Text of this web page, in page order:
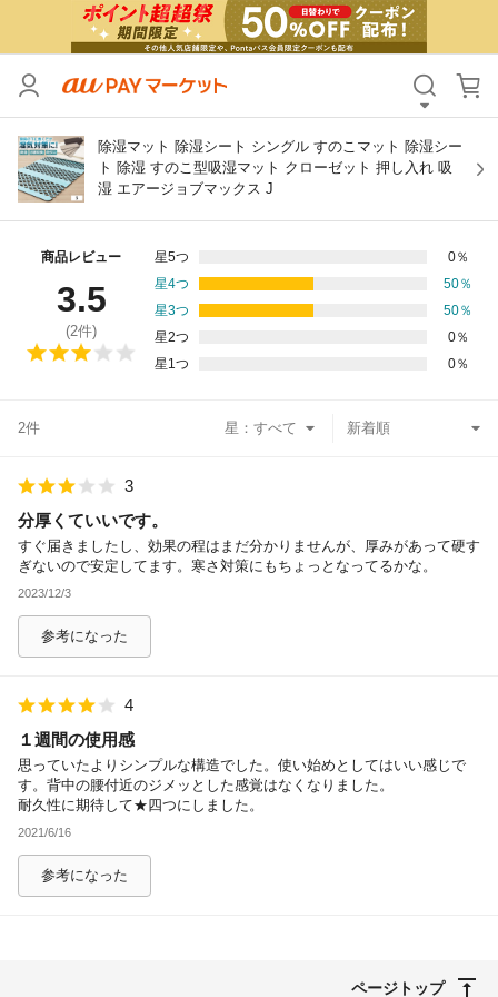
除湿マット 除湿シート シングル すのこマット 除湿シー
ト 除湿 すのこ型吸湿マット クローゼット 押し入れ 吸
湿 エアージョブマックス J
商品レビュー
3.5
(2件)
星5つ 0％
星4つ
50％
星3つ
50％
星2つ
0％
星1つ
0％
2件 星：
3
分厚くていいです。
すぐ届きましたし、効果の程はまだ分かりませんが、厚みがあって硬す
ぎないので安定してます。寒さ対策にもちょっとなってるかな。
2023/12/3
参考になった
4
１週間の使用感
思っていたよりシンプルな構造でした。使い始めとしてはいい感じで
す。背中の腰付近のジメッとした感覚はなくなりました。
耐久性に期待して★四つにしました。
2021/6/16
参考になった
ページトップ
カテゴリ すべて
価格 すべて
支払い方法
その他の条件
送料無料
Pontaパス特典対象すべて
除外ワード